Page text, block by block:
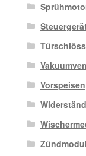
Vorspeisen